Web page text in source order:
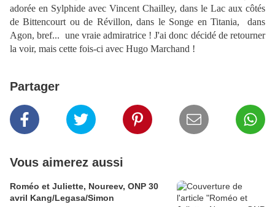
adorée en Sylphide avec Vincent Chailley, dans le Lac aux côtés
de Bittencourt ou de Révillon, dans le Songe en Titania, dans
Agon, bref... une vraie admiratrice ! J'ai donc décidé de retourner
la voir, mais cette fois-ci avec Hugo Marchand !
Partager
Vous aimerez aussi
Roméo et Juliette, Noureev, ONP 30
avril Kang/Legasa/Simon